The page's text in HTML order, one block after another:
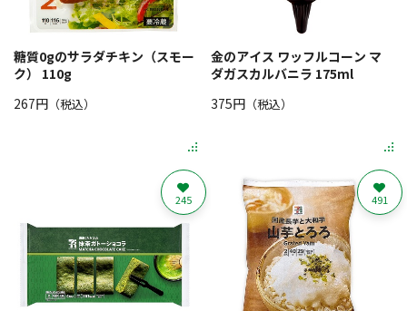
糖質0gのサラダチキン（スモー
ク） 110g
267円 （税込）
金のアイス ワッフルコーン マ
ダガスカルバニラ 175ml
375円（税込）
245 491